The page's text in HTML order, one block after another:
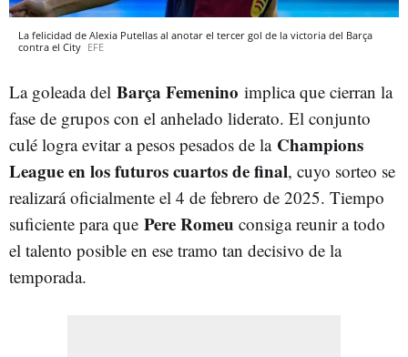
La felicidad de Alexia Putellas al anotar el tercer gol de la victoria del Barça
contra el City EFE
La goleada del Barça Femenino implica que cierran la
fase de grupos con el anhelado liderato. El conjunto
culé logra evitar a pesos pesados de la Champions
Leagueen los futuros cuartos de final, cuyo sorteo se
realizará oficialmente el 4 de febrero de 2025. Tiempo
suficiente para que Pere Romeu consiga reunir a todo
el talento posible en ese tramo tan decisivo de la
temporada.